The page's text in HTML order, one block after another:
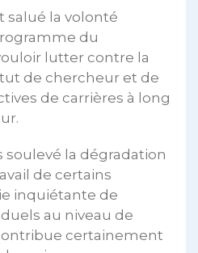
salué la volonté
du
lutter contre la
de chercheur et de
de carrières à long
soulevé la dégradation
de certains
inquiétante de
au niveau de
certainement